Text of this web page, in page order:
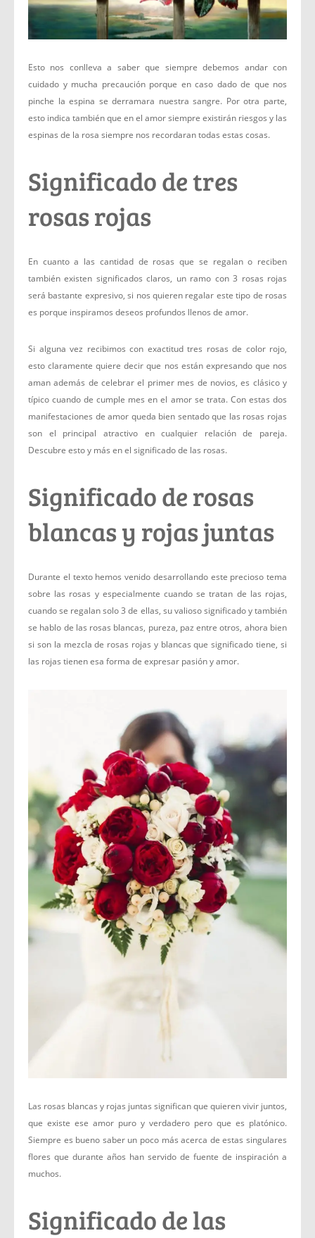
Esto nos conlleva a saber que siempre debemos andar con
cuidado y mucha precaución porque en caso dado de que nos
pinche la espina se derramara nuestra sangre. Por otra parte,
esto indica también que en el amor siempre existirán riesgos y las
espinas de la rosa siempre nos recordaran todas estas cosas.
Significado de tres
rosas rojas
En cuanto a las cantidad de rosas que se regalan o reciben
también existen significados claros, un ramo con 3 rosas rojas
será bastante expresivo, si nos quieren regalar este tipo de rosas
es porque inspiramos deseos profundos llenos de amor.
Si alguna vez recibimos con exactitud tres rosas de color rojo,
esto claramente quiere decir que nos están expresando que nos
aman además de celebrar el primer mes de novios, es clásico y
típico cuando de cumple mes en el amor se trata. Con estas dos
manifestaciones de amor queda bien sentado que las rosas rojas
son el principal atractivo en cualquier relación de pareja.
Descubre esto y más en el significado de las rosas.
Significado de rosas
blancas y rojas juntas
Durante el texto hemos venido desarrollando este precioso tema
sobre las rosas y especialmente cuando se tratan de las rojas,
cuando se regalan solo 3 de ellas, su valioso significado y también
se hablo de las rosas blancas, pureza, paz entre otros, ahora bien
si son la mezcla de rosas rojas y blancas que significado tiene, si
las rojas tienen esa forma de expresar pasión y amor.
Las rosas blancas y rojas juntas significan que quieren vivir juntos,
que existe ese amor puro y verdadero pero que es platónico.
Siempre es bueno saber un poco más acerca de estas singulares
flores que durante años han servido de fuente de inspiración a
muchos.
Significado de las